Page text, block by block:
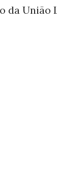
da União
sempre), o
pelos
F